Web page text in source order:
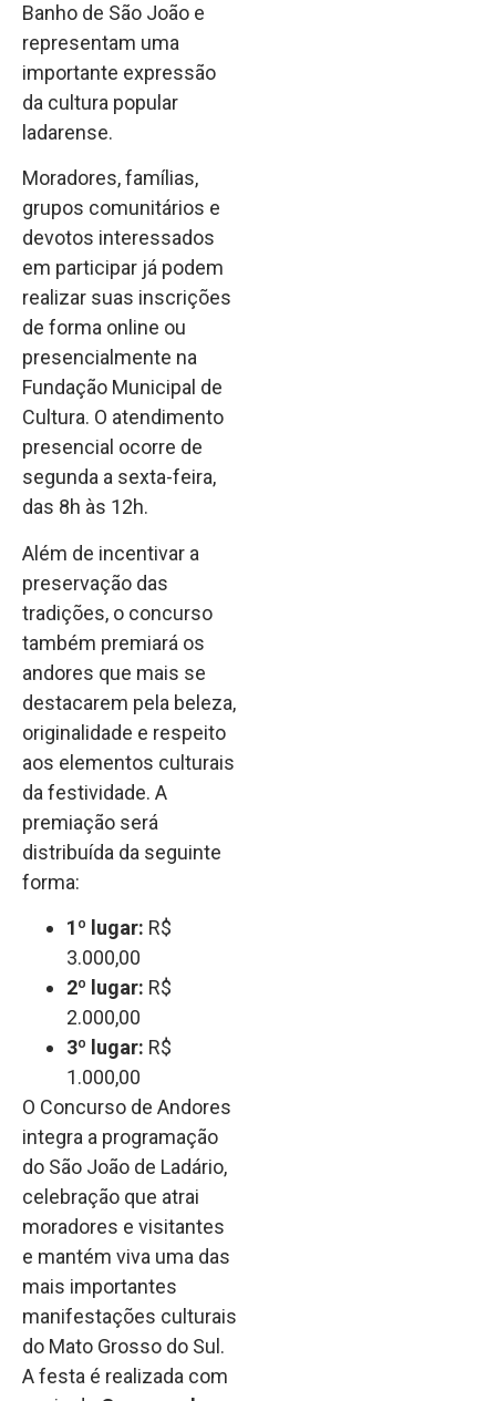
Banho de São João e
representam uma
importante expressão
da cultura popular
ladarense.
Moradores, famílias,
grupos comunitários e
devotos interessados
em participar já podem
realizar suas inscrições
de forma online ou
presencialmente na
Fundação Municipal de
Cultura. O atendimento
presencial ocorre de
segunda a sexta-feira,
das 8h às 12h.
Além de incentivar a
preservação das
tradições, o concurso
também premiará os
andores que mais se
destacarem pela beleza,
originalidade e respeito
aos elementos culturais
da festividade. A
premiação será
distribuída da seguinte
forma:
1º lugar: R$
3.000,00
2º lugar: R$
2.000,00
3º lugar: R$
1.000,00
O Concurso de Andores
integra a programação
do São João de Ladário,
celebração que atrai
moradores e visitantes
e mantém viva uma das
mais importantes
manifestações culturais
do Mato Grosso do Sul.
A festa é realizada com